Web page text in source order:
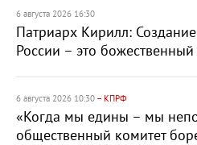
6 августа 2026 16:30
Патриарх Кирилл:
России – это
6 августа 2026 10:30 – КПРФ
«Когда мы едины – мы
общественный комитет